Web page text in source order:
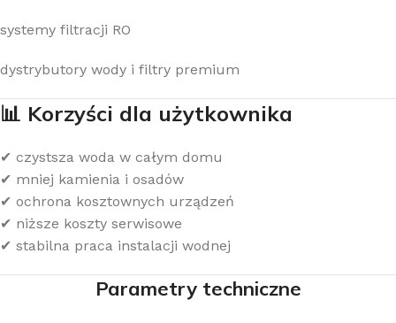
systemy filtracji RO
dystrybutory wody i filtry premium
📊 Korzyści dla użytkownika
✔ czystsza woda w całym domu
✔ mniej kamienia i osadów
✔ ochrona kosztownych urządzeń
✔ niższe koszty serwisowe
✔ stabilna praca instalacji wodnej
Parametry techniczne